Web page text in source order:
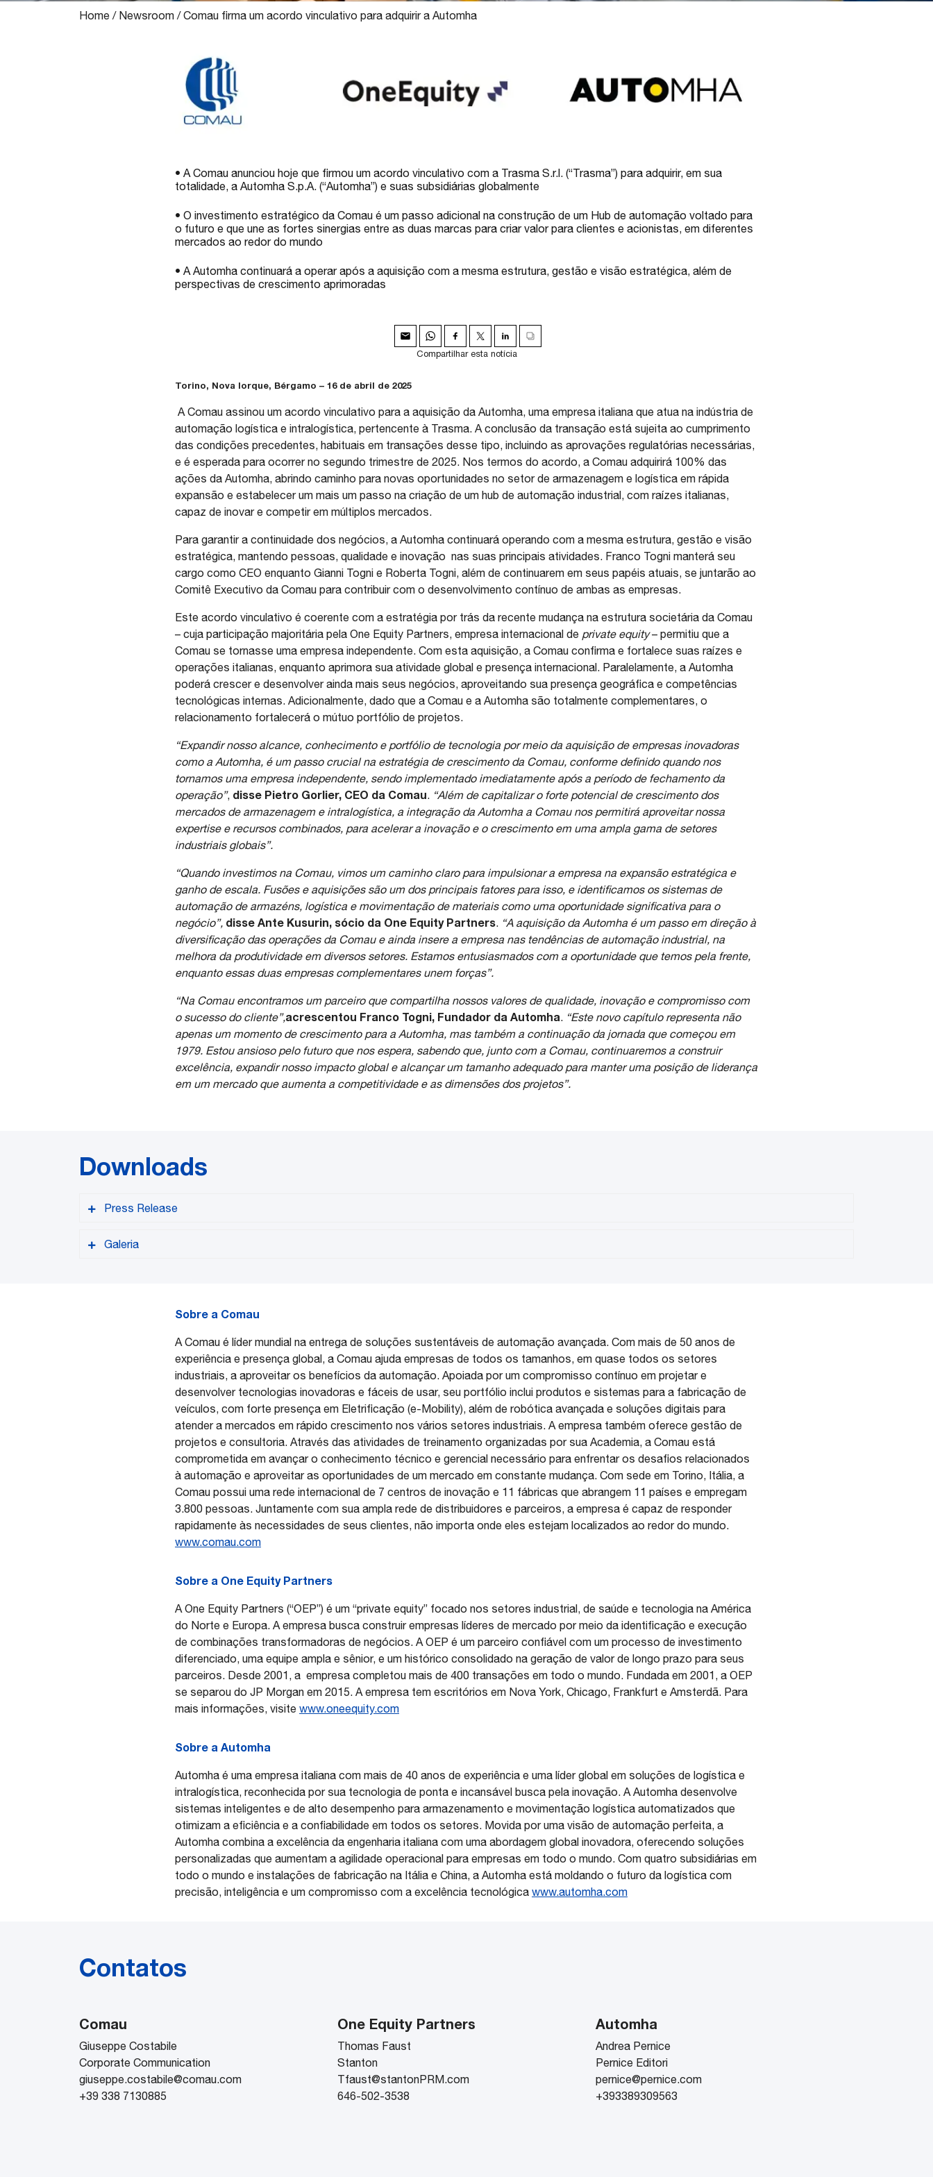
Home / Newsroom /Comau firma um acordo vinculativo para adquirir a Automha
• A Comau anunciou hoje que firmou um acordo vinculativo com a Trasma S.r.l. (“Trasma”) para adquirir, em sua
totalidade, a Automha S.p.A. (“Automha”) e suas subsidiárias globalmente
• O investimento estratégico da Comau é um passo adicional na construção de um Hub de automação voltado para
o futuro e que une as fortes sinergias entre as duas marcas para criar valor para clientes e acionistas, em diferentes
mercados ao redor do mundo
• A Automha continuará a operar após a aquisição com a mesma estrutura, gestão e visão estratégica, além de
perspectivas de crescimento aprimoradas
Compartilhar esta notícia
Torino, Nova Iorque, Bérgamo – 16 de abril de 2025
A Comau assinou um acordo vinculativo para a aquisição da Automha, uma empresa italiana que atua na indústria de
automação logística e intralogística, pertencente à Trasma. A conclusão da transação está sujeita ao cumprimento
das condições precedentes, habituais em transações desse tipo, incluindo as aprovações regulatórias necessárias,
e é esperada para ocorrer no segundo trimestre de 2025. Nos termos do acordo, a Comau adquirirá 100% das
ações da Automha, abrindo caminho para novas oportunidades no setor de armazenagem e logística em rápida
expansão e estabelecer um mais um passo na criação de um hub de automação industrial, com raízes italianas,
capaz de inovar e competir em múltiplos mercados.
Para garantir a continuidade dos negócios, a Automha continuará operando com a mesma estrutura, gestão e visão
estratégica, mantendo pessoas, qualidade e inovação nas suas principais atividades. Franco Togni manterá seu
cargo como CEO enquanto Gianni Togni e Roberta Togni, além de continuarem em seus papéis atuais, se juntarão ao
Comitê Executivo da Comau para contribuir com o desenvolvimento contínuo de ambas as empresas.
Este acordo vinculativo é coerente com a estratégia por trás da recente mudança na estrutura societária da Comau
– cuja participação majoritária pela One Equity Partners, empresa internacional de private equity– permitiu que a
Comau se tornasse uma empresa independente. Com esta aquisição, a Comau confirma e fortalece suas raízes e
operações italianas, enquanto aprimora sua atividade global e presença internacional. Paralelamente, a Automha
poderá crescer e desenvolver ainda mais seus negócios, aproveitando sua presença geográfica e competências
tecnológicas internas. Adicionalmente, dado que a Comau e a Automha são totalmente complementares, o
relacionamento fortalecerá o mútuo portfólio de projetos.
“Expandir nosso alcance, conhecimento e portfólio de tecnologia por meio da aquisição de empresas inovadoras
como a Automha, é um passo crucial na estratégia de crescimento da Comau, conforme definido quando nos
tornamos uma empresa independente, sendo implementado imediatamente após a período de fechamento da
operação”, disse Pietro Gorlier, CEO da Comau. “Além de capitalizar o forte potencial de crescimento dos
mercados de armazenagem e intralogística, a integração da Automha a Comau nos permitirá aproveitar nossa
expertise e recursos combinados, para acelerar a inovação e o crescimento em uma ampla gama de setores
industriais globais”.
“Quando investimos na Comau, vimos um caminho claro para impulsionar a empresa na expansão estratégica e
ganho de escala. Fusões e aquisições são um dos principais fatores para isso, e identificamos os sistemas de
automação de armazéns, logística e movimentação de materiais como uma oportunidade significativa para o
negócio”, disse Ante Kusurin, sócio da One Equity Partners. “A aquisição da Automha é um passo em direção à
diversificação das operações da Comau e ainda insere a empresa nas tendências de automação industrial, na
melhora da produtividade em diversos setores. Estamos entusiasmados com a oportunidade que temos pela frente,
enquanto essas duas empresas complementares unem forças”.
“Na Comau encontramos um parceiro que compartilha nossos valores de qualidade, inovação e compromisso com
o sucesso do cliente”,acrescentou Franco Togni, Fundador da Automha. “Este novo capítulo representa não
apenas um momento de crescimento para a Automha, mas também a continuação da jornada que começou em
1979. Estou ansioso pelo futuro que nos espera, sabendo que, junto com a Comau, continuaremos a construir
excelência, expandir nosso impacto global e alcançar um tamanho adequado para manter uma posição de liderança
em um mercado que aumenta a competitividade e as dimensões dos projetos”.
Downloads
Press Release
Galeria
Sobre a Comau
A Comau é líder mundial na entrega de soluções sustentáveis de automação avançada. Com mais de 50 anos de
experiência e presença global, a Comau ajuda empresas de todos os tamanhos, em quase todos os setores
industriais, a aproveitar os benefícios da automação. Apoiada por um compromisso contínuo em projetar e
desenvolver tecnologias inovadoras e fáceis de usar, seu portfólio inclui produtos e sistemas para a fabricação de
veículos, com forte presença em Eletrificação (e-Mobility), além de robótica avançada e soluções digitais para
atender a mercados em rápido crescimento nos vários setores industriais. A empresa também oferece gestão de
projetos e consultoria. Através das atividades de treinamento organizadas por sua Academia, a Comau está
comprometida em avançar o conhecimento técnico e gerencial necessário para enfrentar os desafios relacionados
à automação e aproveitar as oportunidades de um mercado em constante mudança. Com sede em Torino, Itália, a
Comau possui uma rede internacional de 7 centros de inovação e 11 fábricas que abrangem 11 países e empregam
3.800 pessoas. Juntamente com sua ampla rede de distribuidores e parceiros, a empresa é capaz de responder
rapidamente às necessidades de seus clientes, não importa onde eles estejam localizados ao redor do mundo.
www.comau.com
Sobre a One Equity Partners
A One Equity Partners (“OEP”) é um “private equity” focado nos setores industrial, de saúde e tecnologia na América
do Norte e Europa. A empresa busca construir empresas líderes de mercado por meio da identificação e execução
de combinações transformadoras de negócios. A OEP é um parceiro confiável com um processo de investimento
diferenciado, uma equipe ampla e sênior, e um histórico consolidado na geração de valor de longo prazo para seus
parceiros. Desde 2001, a empresa completou mais de 400 transações em todo o mundo. Fundada em 2001, a OEP
se separou do JP Morgan em 2015. A empresa tem escritórios em Nova York, Chicago, Frankfurt e Amsterdã. Para
mais informações, visite www.oneequity.com
Sobre a Automha
Automha é uma empresa italiana com mais de 40 anos de experiência e uma líder global em soluções de logística e
intralogística, reconhecida por sua tecnologia de ponta e incansável busca pela inovação. A Automha desenvolve
sistemas inteligentes e de alto desempenho para armazenamento e movimentação logística automatizados que
otimizam a eficiência e a confiabilidade em todos os setores. Movida por uma visão de automação perfeita, a
Automha combina a excelência da engenharia italiana com uma abordagem global inovadora, oferecendo soluções
personalizadas que aumentam a agilidade operacional para empresas em todo o mundo. Com quatro subsidiárias em
todo o mundo e instalações de fabricação na Itália e China, a Automha está moldando o futuro da logística com
precisão, inteligência e um compromisso com a excelência tecnológica www.automha.com
Contatos
Comau
Giuseppe Costabile
Corporate Communication
giuseppe.costabile@comau.com
+39 338 7130885
One Equity Partners
Thomas Faust
Stanton
Tfaust@stantonPRM.com
646-502-3538
Automha
Andrea Pernice
Pernice Editori
pernice@pernice.com
+393389309563